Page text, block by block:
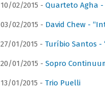
10/02/2015 - Quarteto Agha -
03/02/2015 - David Chew -
27/01/2015 - Turíbio Santos -
20/01/2015 - Sopro
13/01/2015 - Trio Puelli